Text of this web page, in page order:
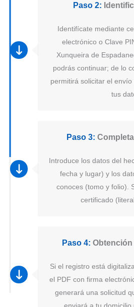
Paso 2:
Identifícate mediante
electrónico o Clave
Xunqueira de
podrás continuar; de lo
permitirá solicitar el
tus
Paso 3:
Introduce los datos del
fecha y lugar) y los
conoces (tomo y folio).
certificado
Paso 4:
Si el registro está
el PDF con firma
generará una solicitud